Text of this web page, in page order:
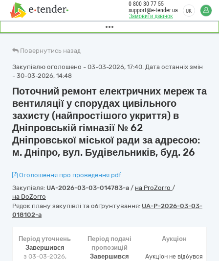
Замовити дзвінок
0 800 30 77 55
support@e-tender.ua
UK
Повернутись назад
Закупівлю оголошено - 03-03-2026, 17:40. Дата останніх змін
- 30-03-2026, 14:48
Поточний ремонт електричних мереж та
вентиляції у спорудах цивільного
захисту (найпростішого укриття) в
Дніпровській гімназії № 62
Дніпровської міської ради за адресою:
м. Дніпро, вул. Будівельників, буд. 26
Оголошення про проведення.pdf
Закупівля: UA-2026-03-03-014783-a / на ProZorro /
на DoZorro
Рядок плану закупівлі та обґрунтування: UA-P-2026-03-03-
018102-a
Період уточнень
Завершився
з 03-03-2026,
Період подачі
пропозицій
Завершився
Аукціон
Аукціон не відбувся